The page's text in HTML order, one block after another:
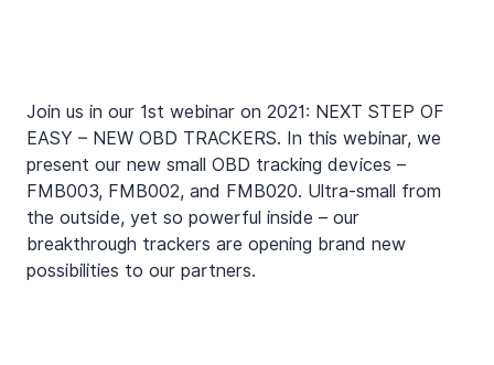
Join us in our 1st webinar on 2021: NEXT STEP OF
EASY – NEW OBD TRACKERS. In this webinar, we
present our new small OBD tracking devices –
FMB003, FMB002, and FMB020. Ultra-small from
the outside, yet so powerful inside – our
breakthrough trackers are opening brand new
possibilities to our partners.